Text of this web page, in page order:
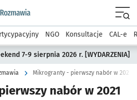
podserwis: Rozmawia
NGO Konsultacje CAL-e
7-9 sierpnia 2026 r. [WYDARZENIA]
Mikrogranty - pierwszy nabór w 2021
nabór w 2021